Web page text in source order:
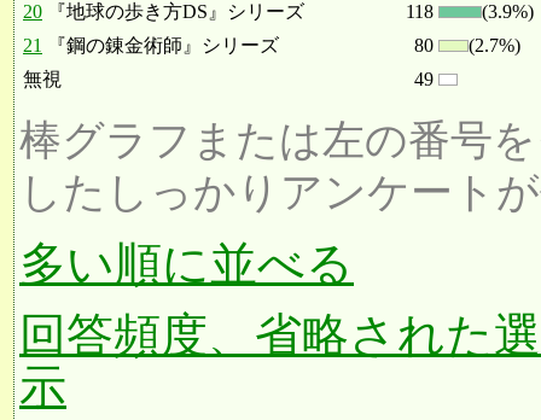
20
『地球の歩き方DS』シリーズ 118
(3.9%)
21
『鋼の錬金術師』シリーズ 80
(2.7%)
無視
49
棒グラフまたは左の番号
したしっかりアンケート
多い順に並べる
回答頻度、省略された
示